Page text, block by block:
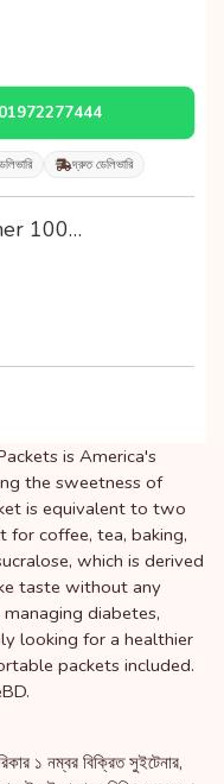
দ্রুত ডেলিভারি
100…
is America's
the sweetness of
is equivalent to two
for coffee, tea, baking,
which is derived
taste without any
diabetes,
looking for a healthier
packets included.
১ নম্বর বিক্রিত সুইটেনার,